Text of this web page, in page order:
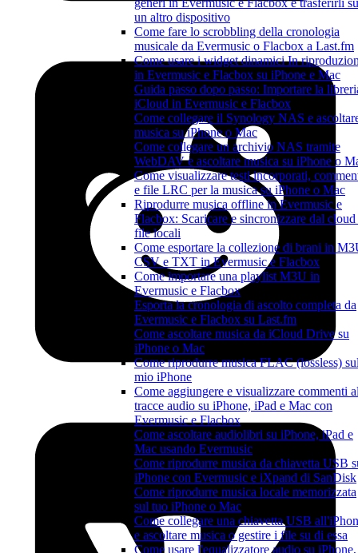
generi in Evermusic e Flacbox e trasferirli su
un altro dispositivo
Come fare lo scrobbling della cronologia
musicale da Evermusic o Flacbox a Last.fm
Come usare i widget dinamici In
in Evermusic e Flacbox su iPhone e Mac
Guida passo dopo passo: Importare la
iCloud in Evermusic e Flacbox
Come collegare il Synology NAS e
musica su iPhone o Mac
Come collegare un archivio NAS tramite
WebDAV e ascoltare musica su iPhone o
Come visualizzare testi incorporati,
e file LRC per la musica su iPhone o Mac
Riprodurre musica offline in Evermusic e
Flacbox: Scaricare e sincronizzare dal cloud
file locali
Come esportare la collezione di brani in
CSV e TXT in Evermusic e Flacbox
Come importare una playlist M3U in
Evermusic e Flacbox
Esporta la cronologia di ascolto completa da
Evermusic e Flacbox su Last.fm
Come ascoltare musica da iCloud Drive su
iPhone o Mac
Come riprodurre musica FLAC (lossless)
mio iPhone
Come aggiungere e visualizzare commenti
tracce audio su iPhone, iPad e Mac con
Evermusic e Flacbox
Come ascoltare audiolibri su iPhone, iPad e
Mac usando Evermusic
Come riprodurre musica da chiavetta USB
iPhone con Evermusic e iXpand di SanDisk
Come riprodurre musica locale memorizzata
sul tuo iPhone o Mac
Come collegare una chiavetta USB
e ascoltare musica o gestire i file su di essa
Come usare l'equalizzatore audio su iPhone,